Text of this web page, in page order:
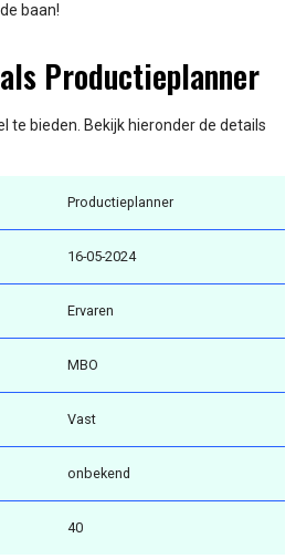
baan!
Productieplanner
te bieden. Bekijk hieronder de details
Productieplanner
16-05-2024
Ervaren
MBO
Vast
onbekend
40